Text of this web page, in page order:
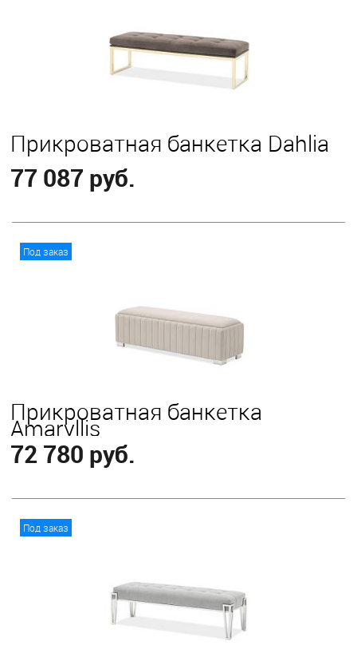
Прикроватная банкетка Dahlia
77 087 руб.
Под заказ
Прикроватная банкетка
Amaryllis
72 780 руб.
Под заказ